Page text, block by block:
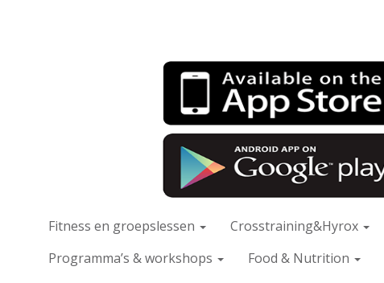
Fitness en groepslessen Crosstraining&Hyrox
Programma’s & workshops
Food & Nutrition